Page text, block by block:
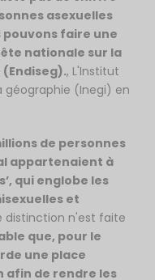
asexuelles
pouvons faire une
nationale sur la
, L'Institut
géographie (Inegi) en
de personnes
appartenaient à
qui englobe les
et
distinction n'est faite
que, pour le
une place
de rendre les